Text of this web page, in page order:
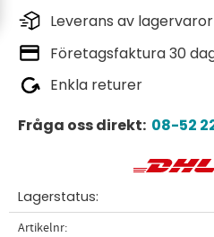
Leverans av
Företagsfaktura 30
Enkla returer
Fråga oss direkt: 08-52
Lagerstatus
Artikelnr